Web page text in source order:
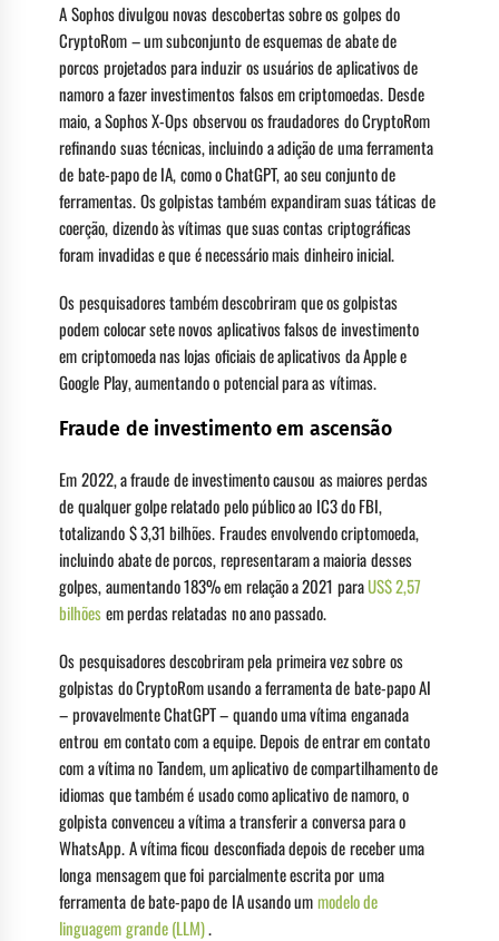
A Sophos divulgou novas descobertas sobre os golpes do
CryptoRom – um subconjunto de esquemas de abate de
porcos projetados para induzir os usuários de aplicativos de
namoro a fazer investimentos falsos em criptomoedas. Desde
maio, a Sophos X-Ops observou os fraudadores do CryptoRom
refinando suas técnicas, incluindo a adição de uma ferramenta
de bate-papo de IA, como o ChatGPT, ao seu conjunto de
ferramentas. Os golpistas também expandiram suas táticas de
coerção, dizendo às vítimas que suas contas criptográficas
foram invadidas e que é necessário mais dinheiro inicial.
Os pesquisadores também descobriram que os golpistas
podem colocar sete novos aplicativos falsos de investimento
em criptomoeda nas lojas oficiais de aplicativos da Apple e
Google Play, aumentando o potencial para as vítimas.
Fraude de investimento em ascensão
Em 2022, a fraude de investimento causou as maiores perdas
de qualquer golpe relatado pelo público ao IC3 do FBI,
totalizando $ 3,31 bilhões. Fraudes envolvendo criptomoeda,
incluindo abate de porcos, representaram a maioria desses
golpes, aumentando 183% em relação a 2021 paraUS$ 2,57
bilhõesem perdas relatadas no ano passado.
Os pesquisadores descobriram pela primeira vez sobre os
golpistas do CryptoRom usando a ferramenta de bate-papo AI
– provavelmente ChatGPT – quando uma vítima enganada
entrou em contato com a equipe. Depois de entrar em contato
com a vítima no Tandem, um aplicativo de compartilhamento de
idiomas que também é usado como aplicativo de namoro, o
golpista convenceu a vítima a transferir a conversa para o
WhatsApp. A vítima ficou desconfiada depois de receber uma
longa mensagem que foi parcialmente escrita por uma
ferramenta de bate-papo de IA usando ummodelo de
linguagem grande (LLM).